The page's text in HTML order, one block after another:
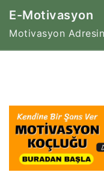
İçeriğe
E-Motivasyon
Motivasyon Adresin